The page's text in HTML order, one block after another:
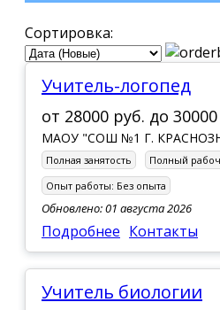
Сортировка:
Учитель-логопед
от 28000 руб. до
МАОУ "СОШ №1 Г.
Полная занятость
Полный
Опыт работы: Без опыта
Обновлено: 01 августа 2026
Подробнее Контакты
Учитель биологии